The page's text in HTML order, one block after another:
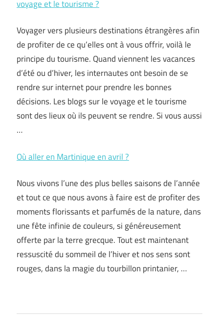
voyage et le tourisme ?
Voyager vers plusieurs destinations étrangères afin
de profiter de ce qu’elles ont à vous offrir, voilà le
principe du tourisme. Quand viennent les vacances
d’été ou d’hiver, les internautes ont besoin de se
rendre sur internet pour prendre les bonnes
décisions. Les blogs sur le voyage et le tourisme
sont des lieux où ils peuvent se rendre. Si vous aussi
…
Où aller en Martinique en avril ?
Nous vivons l’une des plus belles saisons de l’année
et tout ce que nous avons à faire est de profiter des
moments florissants et parfumés de la nature, dans
une fête infinie de couleurs, si généreusement
offerte par la terre grecque. Tout est maintenant
ressuscité du sommeil de l’hiver et nos sens sont
rouges, dans la magie du tourbillon printanier, …